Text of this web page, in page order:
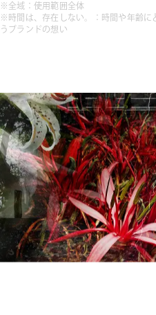
※全域：使用範囲全体
※時間は、存在しない。：時間や年齢に
うブランドの想い